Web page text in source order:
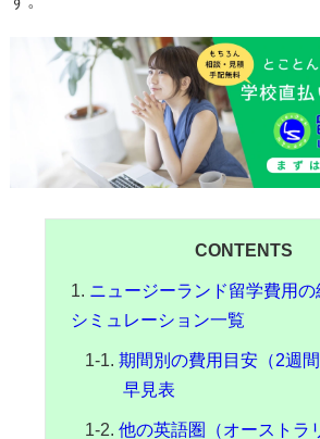
CONTENTS
ニュージーランド留学費用の
シミュレーション一覧
期間別の費用目安（2週間
早見表
他の英語圏（オーストラ